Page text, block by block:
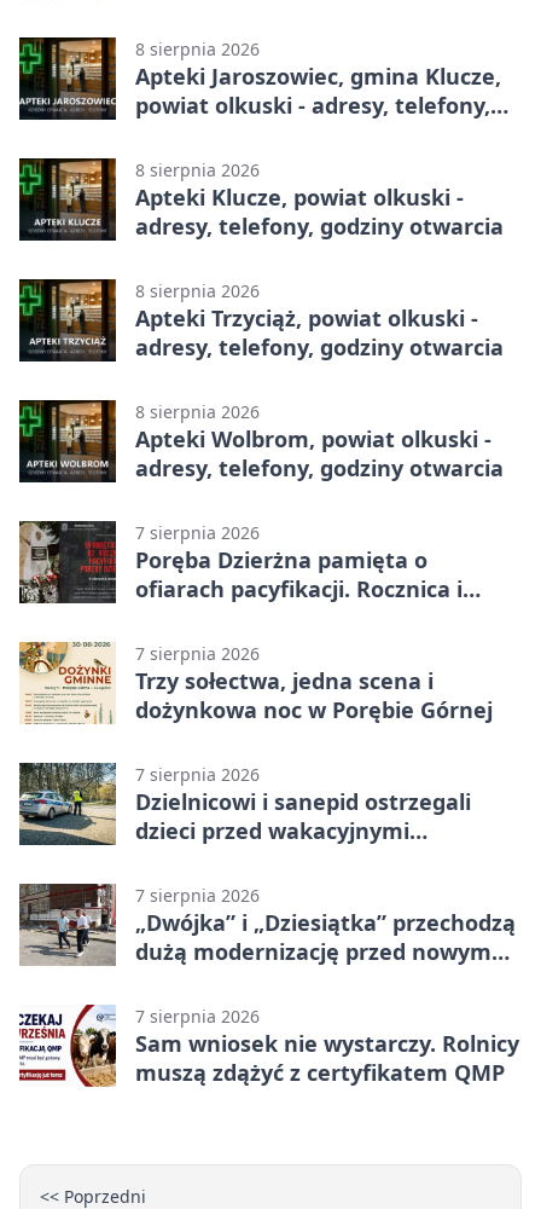
8 sierpnia 2026
Apteki Jaroszowiec, gmina Klucze,
powiat olkuski - adresy, telefony,
8 sierpnia 2026
Apteki Klucze, powiat olkuski -
adresy, telefony, godziny otwarcia
8 sierpnia 2026
Apteki Trzyciąż, powiat olkuski -
adresy, telefony, godziny otwarcia
8 sierpnia 2026
Apteki Wolbrom, powiat olkuski -
adresy, telefony, godziny otwarcia
7 sierpnia 2026
Poręba Dzierżna pamięta o
ofiarach pacyfikacji. Rocznica i
7 sierpnia 2026
Trzy sołectwa, jedna scena i
dożynkowa noc w Porębie Górnej
7 sierpnia 2026
Dzielnicowi i sanepid ostrzegali
dzieci przed wakacyjnymi
7 sierpnia 2026
„Dwójka” i „Dziesiątka” przechodzą
dużą modernizację przed nowym
7 sierpnia 2026
Sam wniosek nie wystarczy. Rolnicy
muszą zdążyć z certyfikatem QMP
<< Poprzedni